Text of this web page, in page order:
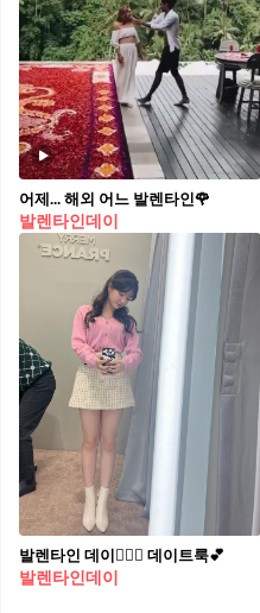
어제... 해외 어느 발렌타인🌹
발렌타인데이
발렌타인 데이👩‍❤️‍👨 데이트룩💕
발렌타인데이